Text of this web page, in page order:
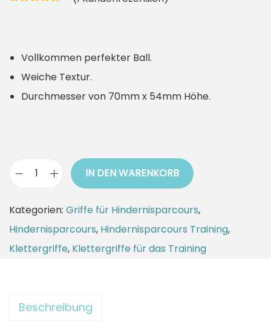
Vollkommen perfekter Ball.
Weiche Textur.
Durchmesser von 70mm x 54mm Höhe.
e
IN DEN WARENKORB
Kategorien: Griffe für Hindernisparcours,
Hindernisparcours, Hindernisparcours Training,
Klettergriffe, Klettergriffe für das Training
Beschreibung